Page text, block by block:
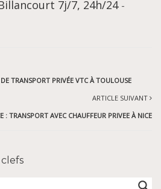
7j/7, 24h/24 -
TRANSPORT PRIVÉE VTC À TOULOUSE
ARTICLE SUIVANT
: TRANSPORT AVEC CHAUFFEUR PRIVEE À NICE